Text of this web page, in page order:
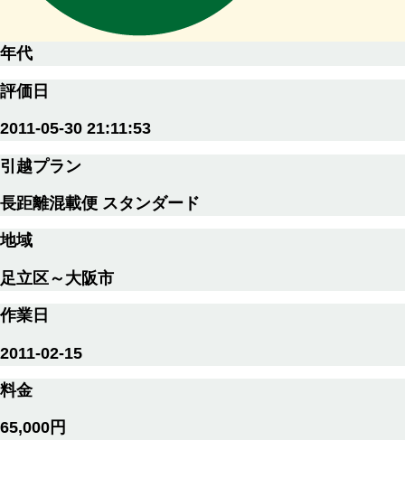
年代
評価日
2011-05-30 21:11:53
引越プラン
長距離混載便 スタンダード
地域
足立区～大阪市
作業日
2011-02-15
料金
65,000円